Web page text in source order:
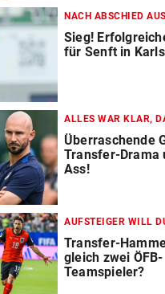
NACH ABSCHIED
Sieg!
für Senft in
ALLES WAR KLAR,
Überraschende
Transfer-Drama
Ass!
AUFSTEIGER WILL
Transfer-
gleich zwei ÖFB-
Teamspieler?